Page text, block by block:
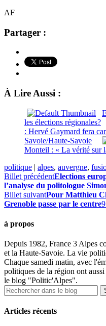
AF
Partager :
À Lire Aussi :
les élections régionales?
: Hervé Gaymard fera
Savoie/Haute-Savoie
Monteil : « La vérité sur
politique | alpes, auvergne,
Billet précédentElections
l’analyse du politologue
Billet suivantPour Matthieu
Grenoble passe par le centre
à propos
Depuis 1982, France 3 Alpes
et la Haute-Savoie. La vie
Chaque samedi matin, avec
politiques de la région ont
le blog "Politic'Alpes".
Articles récents